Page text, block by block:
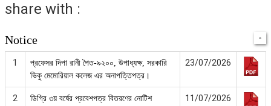
share with :
Notice
1
প্রফেসর দিপা রানী পৈত-৯২০০, উপাধ্যক্ষ, সরকারি
ভিকু মেমোরিয়াল কলেজ এর অনাপত্তিপত্র।
23/07/2026
2
ডিগ্রি ৩য় বর্ষের প্রবেশপত্র বিতরণের নোটিশ
11/07/2026